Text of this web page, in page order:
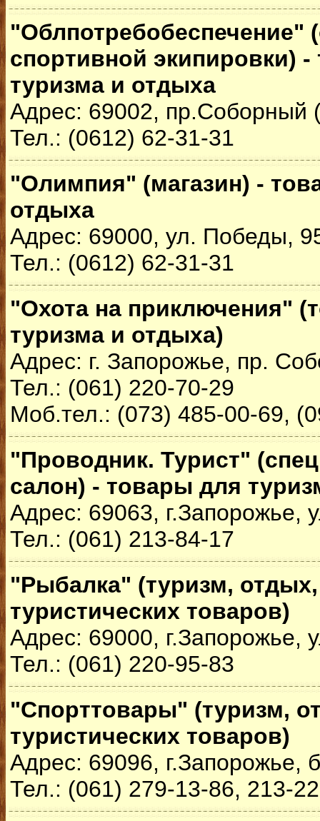
"Облпотребобеспечение"
спортивной экипировки)
туризма и отдыха
Адрес: 69002, пр.Соборный
Тел.: (0612) 62-31-31
"Олимпия" (магазин) -
отдыха
Адрес: 69000, ул. Победы,
Тел.: (0612) 62-31-31
"Охота на приключения"
туризма и отдыха)
Адрес: г. Запорожье, пр.
Тел.: (061) 220-70-29
Моб.тел.: (073) 485-00-69,
"Проводник. Турист"
салон) - товары для
Адрес: 69063, г.Запорожье,
Тел.: (061) 213-84-17
"Рыбалка" (туризм, отдых,
туристических товаров)
Адрес: 69000, г.Запорожье,
Тел.: (061) 220-95-83
"Спорттовары" (туризм,
туристических товаров)
Адрес: 69096, г.Запорожье,
Тел.: (061) 279-13-86, 213-